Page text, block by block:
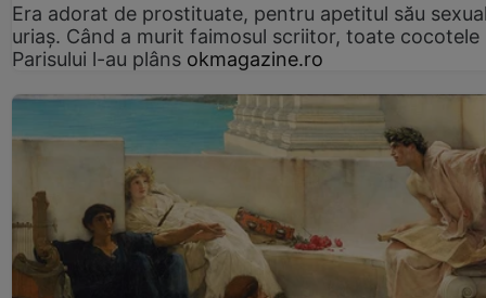
Era adorat de prostituate, pentru apetitul său
uriaș. Când a murit faimosul scriitor, toate cocotele
Parisului l-au plâns okmagazine.ro